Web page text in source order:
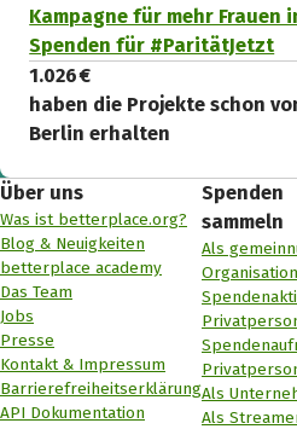
Kampagne für mehr Frauen
Spenden für #ParitätJetzt
1.026 €
haben die Projekte schon
Berlin erhalten
Über uns
Was ist betterplace.org?
Blog & Neuigkeiten
betterplace academy
Das Team
Jobs
Presse
Kontakt & Impressum
Barrierefreiheitserklärung
API Dokumentation
Spenden
sammeln
Als
Organisation
Als
Als